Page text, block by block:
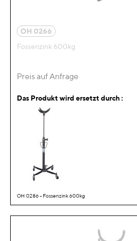
OH 0266
Fossenzink 600kg
Preis auf Anfrage
Das Produkt wird ersetzt durch :
OH 0286 - Fossenzink 600kg